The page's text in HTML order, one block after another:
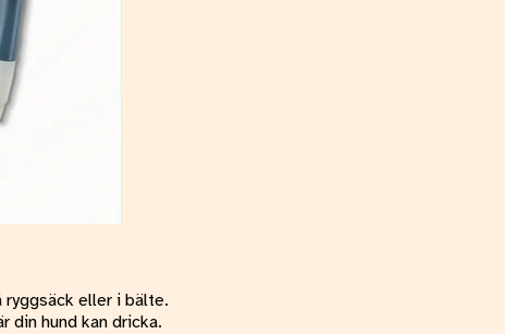
eller i bälte.
din hund kan dricka.